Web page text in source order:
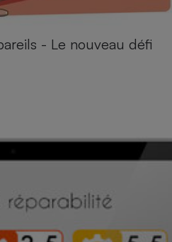
- Le nouveau défi